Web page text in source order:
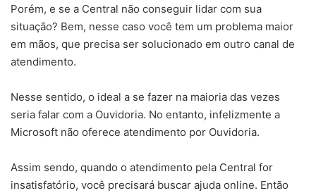
Porém, e se a Central não conseguir lidar com sua
situação? Bem, nesse caso você tem um problema maior
em mãos, que precisa ser solucionado em outro canal de
atendimento.
Nesse sentido, o ideal a se fazer na maioria das vezes
seria falar com a Ouvidoria. No entanto, infelizmente a
Microsoft não oferece atendimento por Ouvidoria.
Assim sendo, quando o atendimento pela Central for
insatisfatório, você precisará buscar ajuda online. Então